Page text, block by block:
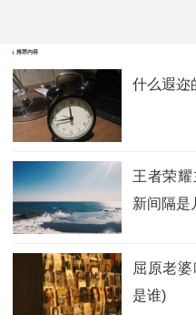
推荐内容
什么遐迩
王者荣
新间隔是
屈原老
是谁)